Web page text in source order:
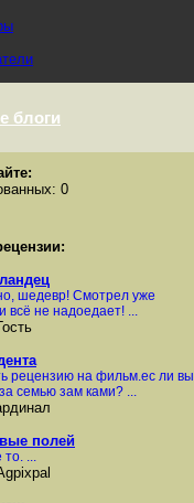
блоги
0
шедевр! Смотрел уже
всё не надоедает! ...
рецензию на фильм.ес ли вы
семью зам ками? ...
полей
...